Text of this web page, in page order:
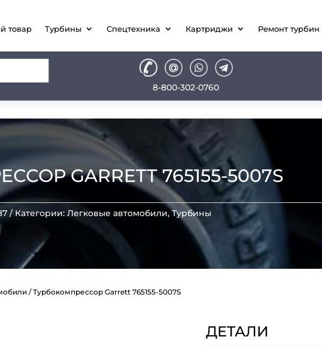
товар Турбины Спецтехника Картриджи Ремонт турбин
8-800-302-0760
GARRETT 765155-5007S
Категории:Легковые автомобили,Турбины
/ Турбокомпрессор Garrett 765155-5007S
ДЕТАЛИ